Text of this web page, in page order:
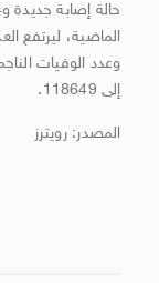
إلى 118649.
المصدر: رويترز